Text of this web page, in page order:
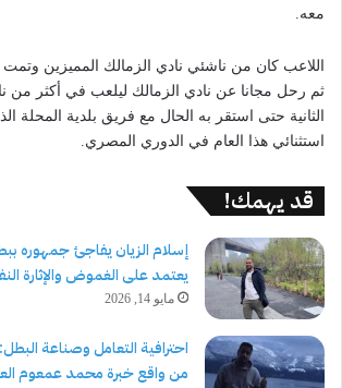
معه.
اللاعب كان من ناشئي نادي الزمالك المميزين وتمت
ثم رحل مجانا عن نادي الزمالك ليلعب في أكثر من
الثانية حتى استقر به الحال مع فريق بلدية المحلة
استثنائي هذا العام في الدوري المصري.
قد يهمك!
إسلام الزيان يفاجئ جمهوره
يعتمد على الغموض والإثارة
مايو 14, 2026
احترافية التعامل وصناعة
من واقع خبرة محمد عمعوم